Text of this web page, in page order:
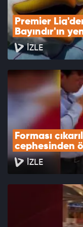
Premier
Bayındır'ın
İZLE
Forması
cephesinden
İZLE